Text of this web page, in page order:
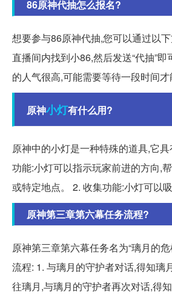
86原神代抽怎么报名?
想要参与86原神代抽,您可以通过以
直播间内找到小86,然后发送“代抽”
的人气很高,可能需要等待一段时间才
原神小灯有什么用?
原神中的小灯是一种特殊的道具,它
功能:小灯可以指示玩家前进的方向,
或特定地点。 2. 收集功能:小灯可以吸
原神第三章第六幕任务流程?
原神第三章第六幕任务名为“璃月的
流程: 1. 与璃月的守护者对话,得知璃
往璃月,与璃月的守护者再次对话,得知